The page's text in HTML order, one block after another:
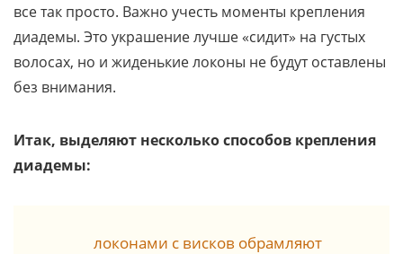
все так просто. Важно учесть моменты крепления
диадемы. Это украшение лучше «сидит» на густых
волосах, но и жиденькие локоны не будут оставлены
без внимания.
Итак, выделяют несколько способов крепления
диадемы:
локонами с висков обрамляют